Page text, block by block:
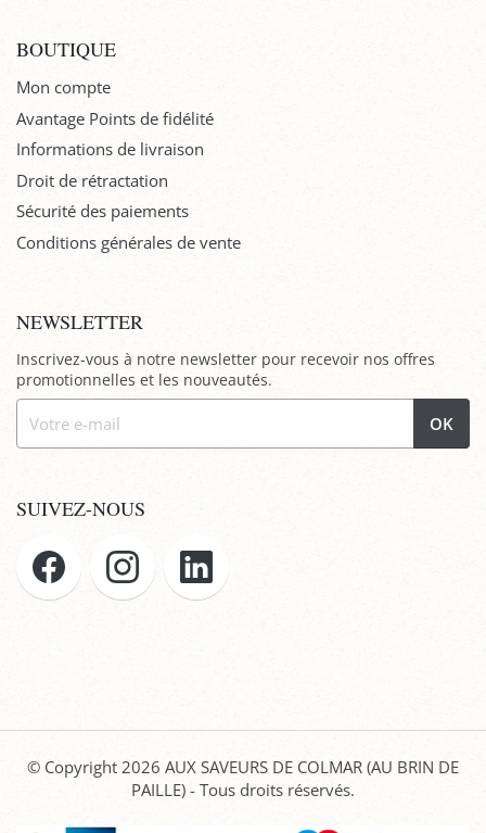
BOUTIQUE
Mon compte
Avantage Points de fidélité
Informations de livraison
Droit de rétractation
Sécurité des paiements
Conditions générales de vente
NEWSLETTER
Inscrivez-vous à notre newsletter pour recevoir nos offres
promotionnelles et les nouveautés.
OK
SUIVEZ-NOUS
© Copyright 2026 AUX SAVEURS DE COLMAR (AU BRIN DE
PAILLE) - Tous droits réservés.